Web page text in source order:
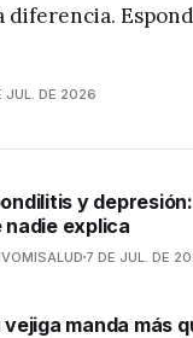
diferencia.
JUL. DE 2026
y
nadie explica
7 DE JUL. DE
vejiga manda más